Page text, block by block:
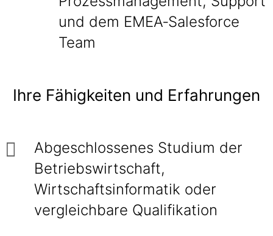
und dem EMEA‑Salesforce
Team
Ihre Fähigkeiten und Erfahrungen
Abgeschlossenes Studium der
Betriebswirtschaft,
Wirtschaftsinformatik oder
vergleichbare Qualifikation